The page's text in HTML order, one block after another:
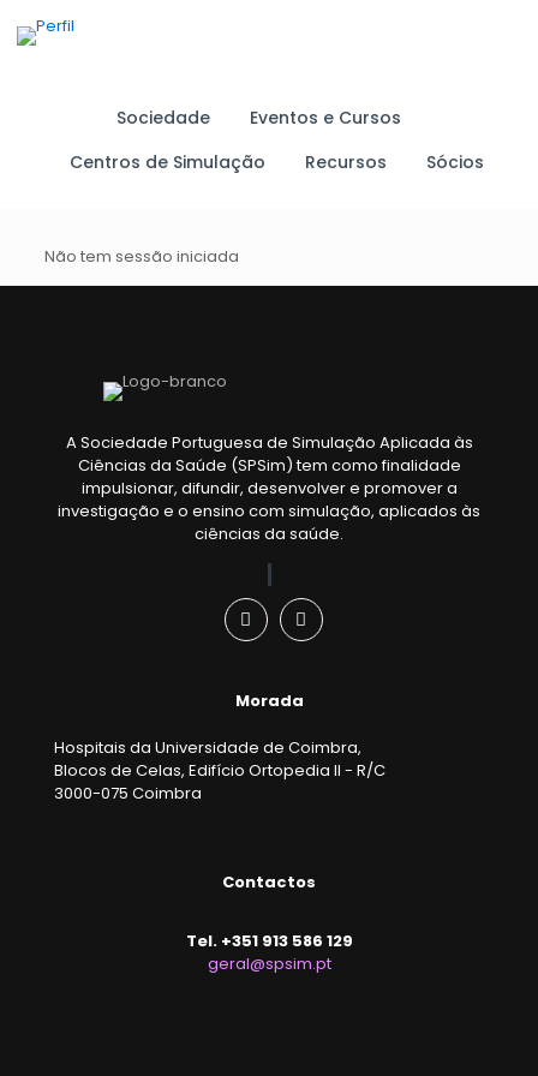
Sociedade
Eventos e Cursos
Centros de Simulação
Recursos Sócios
Não tem sessão iniciada
A Sociedade Portuguesa de Simulação Aplicada às
Ciências da Saúde (SPSim) tem como finalidade
impulsionar, difundir, desenvolver e promover a
investigação e o ensino com simulação, aplicados às
ciências da saúde.
Morada
Hospitais da Universidade de Coimbra,
Blocos de Celas, Edifício Ortopedia II - R/C
3000-075 Coimbra
Contactos
Tel. +351 913 586 129
geral@spsim.pt